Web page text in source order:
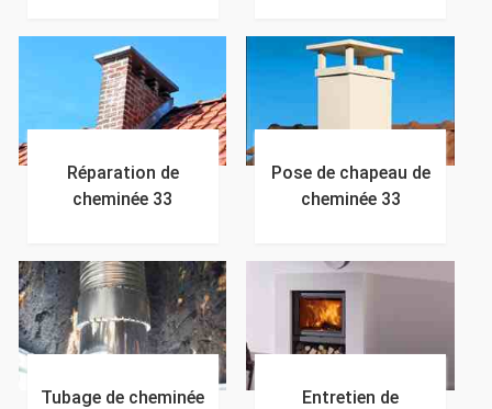
Réparation de
cheminée 33
Pose de chapeau de
cheminée 33
Tubage de cheminée
Entretien de